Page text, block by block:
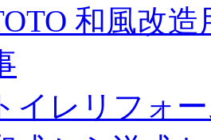
和風改
イレリフォ